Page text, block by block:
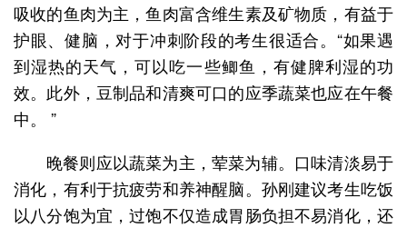
吸收的鱼肉为主，鱼肉富含维生素及矿物质，有益于
护眼、健脑，对于冲刺阶段的考生很适合。“如果遇
到湿热的天气，可以吃一些鲫鱼，有健脾利湿的功
效。此外，豆制品和清爽可口的应季蔬菜也应在午餐
中。 ”
晚餐则应以蔬菜为主，荤菜为辅。口味清淡易于
消化，有利于抗疲劳和养神醒脑。孙刚建议考生吃饭
以八分饱为宜，过饱不仅造成胃肠负担不易消化，还